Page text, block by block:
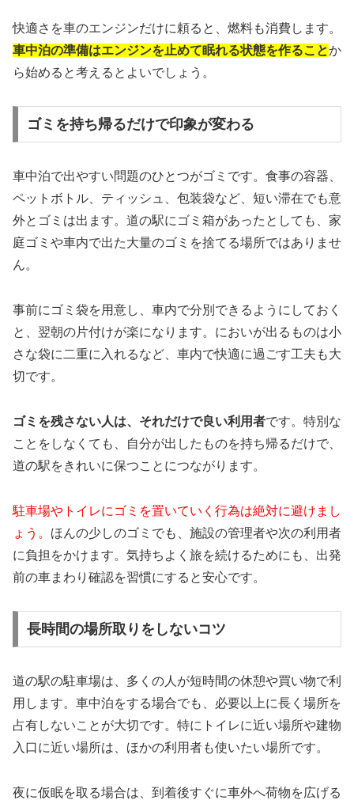
快適さを車のエンジンだけに頼ると、燃料も消費します。
車中泊の準備はエンジンを止めて眠れる状態を作ることか
ら始めると考えるとよいでしょう。
ゴミを持ち帰るだけで印象が変わる
車中泊で出やすい問題のひとつがゴミです。食事の容器、
ペットボトル、ティッシュ、包装袋など、短い滞在でも意
外とゴミは出ます。道の駅にゴミ箱があったとしても、家
庭ゴミや車内で出た大量のゴミを捨てる場所ではありませ
ん。
事前にゴミ袋を用意し、車内で分別できるようにしておく
と、翌朝の片付けが楽になります。においが出るものは小
さな袋に二重に入れるなど、車内で快適に過ごす工夫も大
切です。
ゴミを残さない人は、それだけで良い利用者です。特別な
ことをしなくても、自分が出したものを持ち帰るだけで、
道の駅をきれいに保つことにつながります。
駐車場やトイレにゴミを置いていく行為は絶対に避けまし
ょう。 ほんの少しのゴミでも、施設の管理者や次の利用者
に負担をかけます。気持ちよく旅を続けるためにも、出発
前の車まわり確認を習慣にすると安心です。
長時間の場所取りをしないコツ
道の駅の駐車場は、多くの人が短時間の休憩や買い物で利
用します。車中泊をする場合でも、必要以上に長く場所を
占有しないことが大切です。特にトイレに近い場所や建物
入口に近い場所は、ほかの利用者も使いたい場所です。
夜に仮眠を取る場合は、到着後すぐに車外へ荷物を広げる